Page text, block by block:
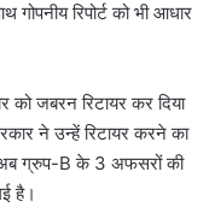
रिपोर्ट को भी आधार
को जबरन रिटायर कर दिया
ने उन्हें रिटायर करने का
अब ग्रुप-B के 3 अफसरों की
है।